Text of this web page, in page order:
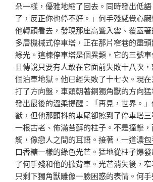
朵一樣，優雅地縮了回去。同時發出低
了，反正你也停不好。」何手殘感覺心臟
他轉頭看去，發現那座高聳入雲、覆蓋
多層機械式停車塔，正在那片窄巷的盡
綠光。這棟停車塔是個異類，它的三號
且傳說只要有人敢在它面前失敗十八次
個泊車地獄。他已經失敗了十七次。現
打了方向盤，車頭朝著銅獨角獸的方向
發出最後的溫柔提醒：「再見，世界。
獸，但他那顫抖的車尾卻擦到了停車塔
一根古老、佈滿苔蘚的柱子。不是撞擊
觸，像戀人之間的耳語。接著，一道濃
口香糖一樣的綠色光芒。猛地從柱子爆
了何手殘和他的掀背車。光芒消失後，窄
只剩下獨角獸雕像一臉困惑的表情。何